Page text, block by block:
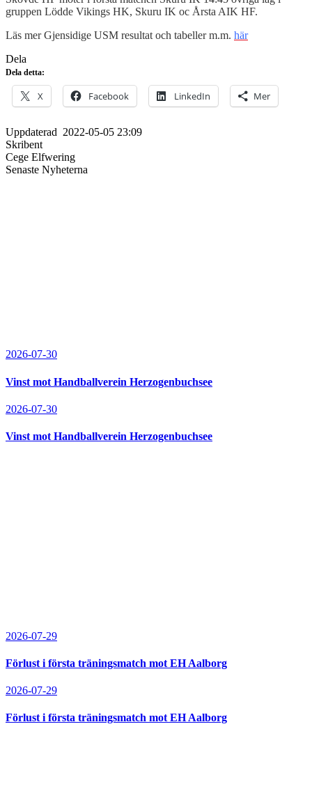
gruppen Lödde Vikings HK, Skuru IK oc Årsta AIK HF.
Läs mer Gjensidige USM resultat och tabeller m.m. här
Dela
Dela detta:
X Facebook LinkedIn Mer
Uppdaterad 2022-05-05 23:09
Skribent
Cege Elfwering
Senaste Nyheterna
2026-07-30
Vinst mot Handballverein Herzogenbuchsee
2026-07-30
Vinst mot Handballverein Herzogenbuchsee
2026-07-29
Förlust i första träningsmatch mot EH Aalborg
2026-07-29
Förlust i första träningsmatch mot EH Aalborg